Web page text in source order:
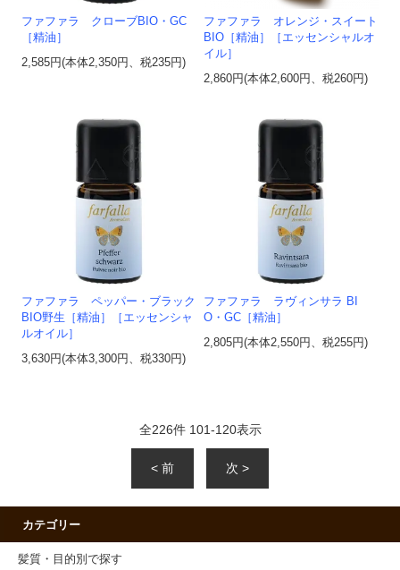
ファファラ クローブBIO・GC
［精油］
2,585円(本体2,350円、税235円)
ファファラ オレンジ・スイート
BIO［精油］［エッセンシャルオ
イル］
2,860円(本体2,600円、税260円)
ファファラ ペッパー・ブラック
BIO野生［精油］［エッセンシャ
ルオイル］
3,630円(本体3,300円、税330円)
ファファラ ラヴィンサラ BI
O・GC［精油］
2,805円(本体2,550円、税255円)
全226件 101-120表示
< 前 次 >
カテゴリー
髪質・目的別で探す